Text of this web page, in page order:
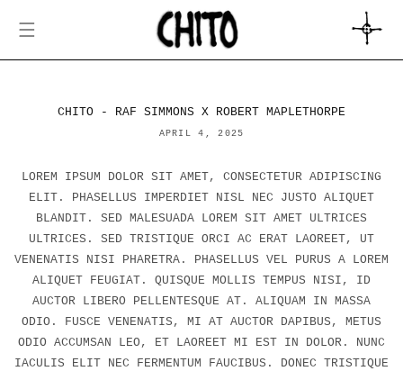
CONTENT
CART
CHITO - RAF SIMMONS X ROBERT MAPLETHORPE
APRIL 4, 2025
LOREM IPSUM DOLOR SIT AMET, CONSECTETUR ADIPISCING
ELIT. PHASELLUS IMPERDIET NISL NEC JUSTO ALIQUET
BLANDIT. SED MALESUADA LOREM SIT AMET ULTRICES
ULTRICES. SED TRISTIQUE ORCI AC ERAT LAOREET, UT
VENENATIS NISI PHARETRA. PHASELLUS VEL PURUS A LOREM
ALIQUET FEUGIAT. QUISQUE MOLLIS TEMPUS NISI, ID
AUCTOR LIBERO PELLENTESQUE AT. ALIQUAM IN MASSA
ODIO. FUSCE VENENATIS, MI AT AUCTOR DAPIBUS, METUS
ODIO ACCUMSAN LEO, ET LAOREET MI EST IN DOLOR. NUNC
IACULIS ELIT NEC FERMENTUM FAUCIBUS. DONEC TRISTIQUE